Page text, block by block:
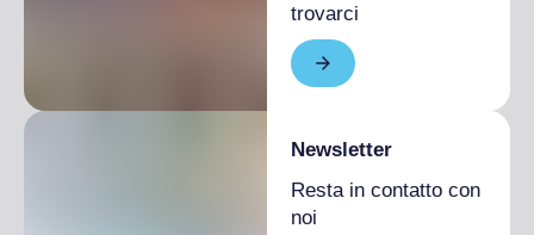
trovarci
Newsletter
Resta in contatto con
noi